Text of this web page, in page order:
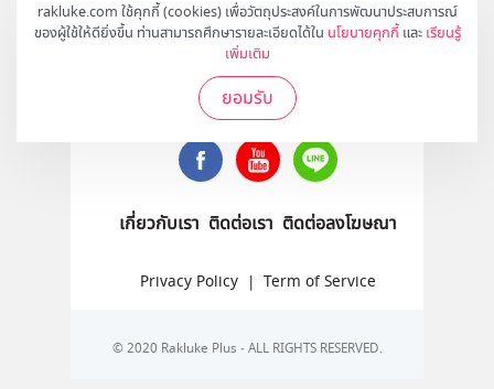
rakluke.com ใช้คุกกี้ (cookies) เพื่อวัตถุประสงค์ในการพัฒนาประสบการณ์
ของผู้ใช้ให้ดียิ่งขึ้น ท่านสามารถศึกษารายละเอียดได้ใน นโยบายคุกกี้ และ เรียนรู้
เพิ่มเติม
ยอมรับ
ติดตามเราได้ที่
เกี่ยวกับเรา ติดต่อเรา ติดต่อลงโฆษณา
Privacy Policy | Term of Service
© 2020 Rakluke Plus - ALL RIGHTS RESERVED.